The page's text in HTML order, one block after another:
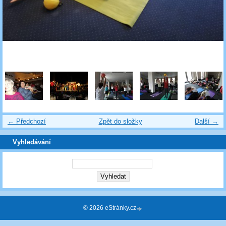
← Předchozí Další →
Zpět do složky
Vyhledávání
© 2026 eStránky.cz